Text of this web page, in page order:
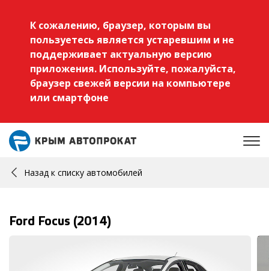
К сожалению, браузер, которым вы
пользуетесь является устаревшим и не
поддерживает актуальную версию
приложения. Используйте, пожалуйста,
браузер свежей версии на компьютере
или смартфоне
Назад к списку автомобилей
Ford Focus (2014)